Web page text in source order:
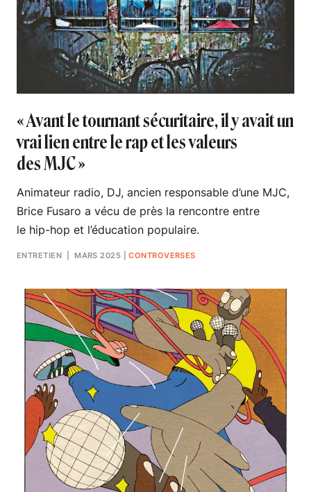
« Avant le tournant sécuritaire, il y avait un
vrai lien entre le rap et les valeurs
des MJC »
Animateur radio, DJ, ancien responsable d’une MJC,
Brice Fusaro a vécu de près la rencontre entre
le hip-hop et l’éducation populaire.
ENTRETIEN| MARS 2025 |CONTROVERSES